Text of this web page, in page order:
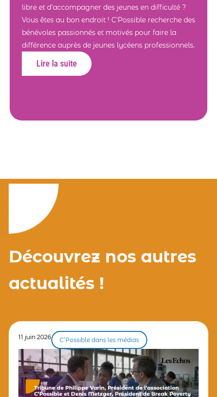
libre et d’accompagner des jeunes en difficulté ?
Vous êtes au bon endroit ! C’Possible recherche des
bénévoles passionnés et motivés pour faire la
différence auprès de jeunes lycéens professionnels.
Lire la suite
Découvrez nos autres
actualités !
11 juin 2026 C’Possible dans les médias